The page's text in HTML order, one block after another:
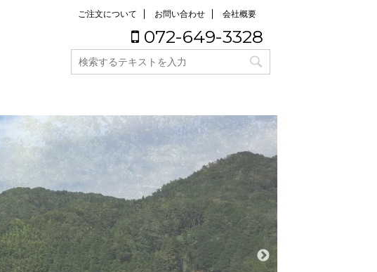
ご注文について お問い合わせ 会社概要
072-649-3328